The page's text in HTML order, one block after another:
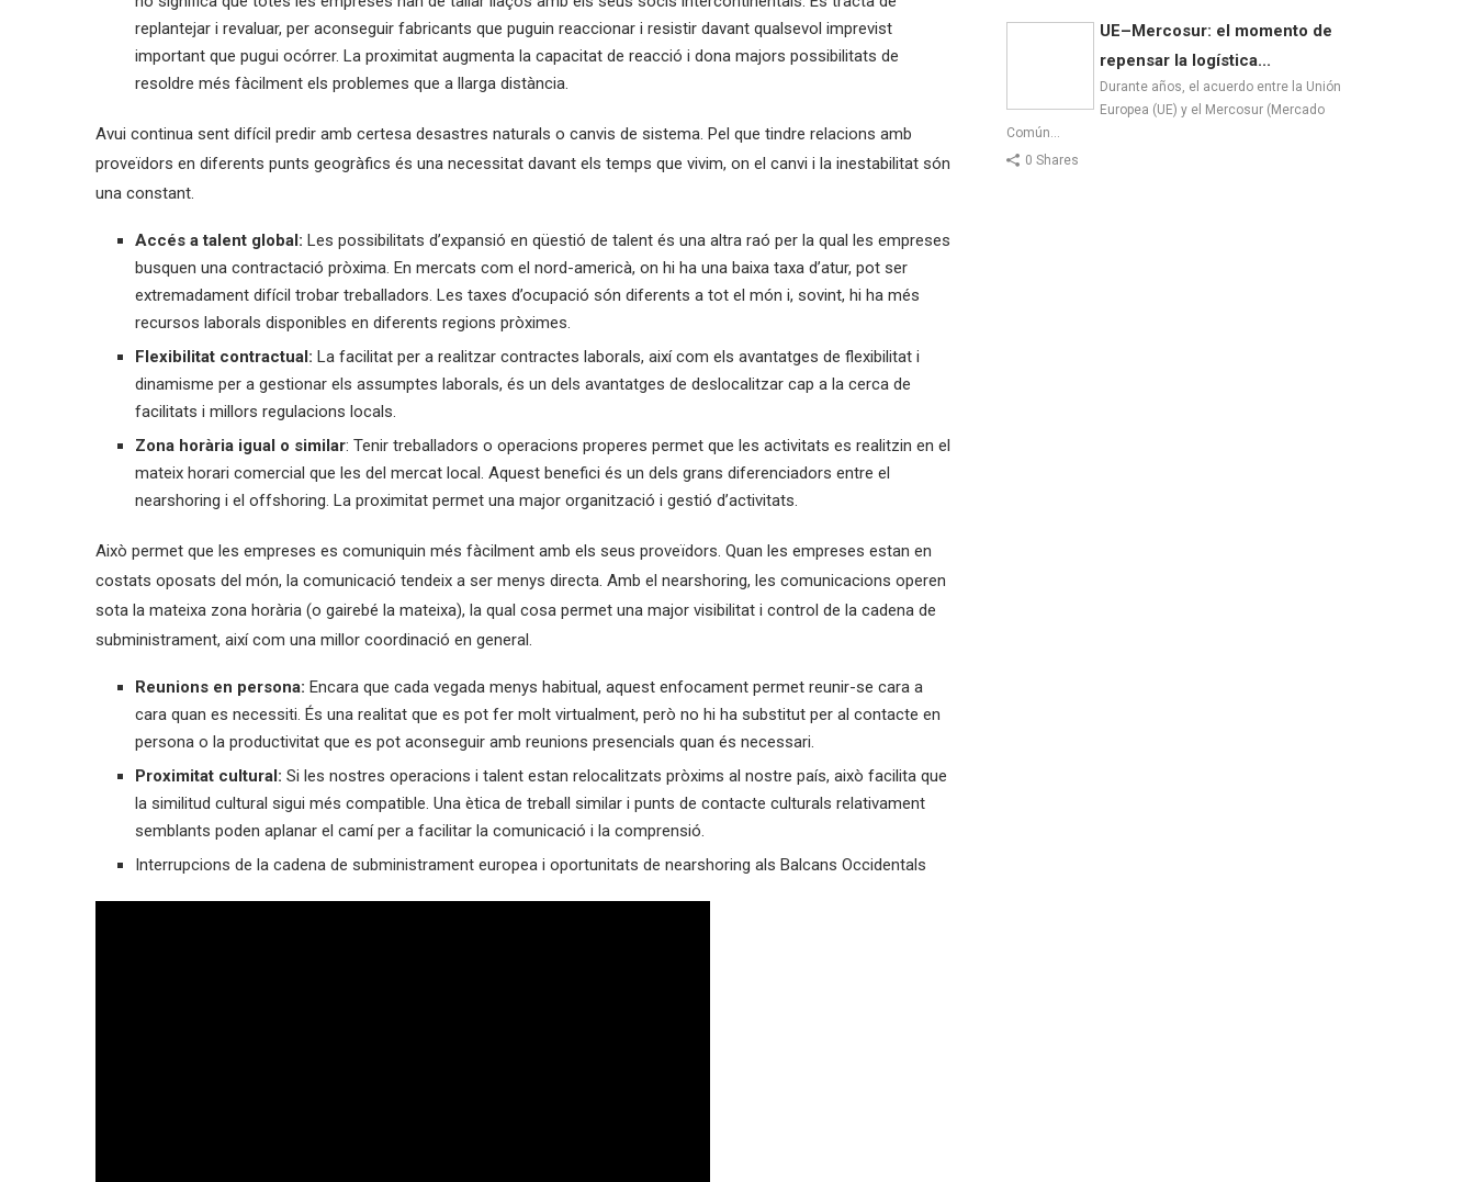
replantejar i revaluar, per aconseguir fabricants que puguin reaccionar i resistir davant qualsevol imprevist
important que pugui ocórrer. La proximitat augmenta la capacitat de reacció i dona majors possibilitats de
resoldre més fàcilment els problemes que a llarga distància.
Avui continua sent difícil predir amb certesa desastres naturals o canvis de sistema. Pel que tindre relacions amb
proveïdors en diferents punts geogràfics és una necessitat davant els temps que vivim, on el canvi i la inestabilitat són
una constant.
Accés a talent global: Les possibilitats d’expansió en qüestió de talent és una altra raó per la qual les empreses
busquen una contractació pròxima. En mercats com el nord-americà, on hi ha una baixa taxa d’atur, pot ser
extremadament difícil trobar treballadors. Les taxes d’ocupació són diferents a tot el món i, sovint, hi ha més
recursos laborals disponibles en diferents regions pròximes.
Flexibilitat contractual: La facilitat per a realitzar contractes laborals, així com els avantatges de flexibilitat i
dinamisme per a gestionar els assumptes laborals, és un dels avantatges de deslocalitzar cap a la cerca de
facilitats i millors regulacions locals.
Zona horària igual o similar: Tenir treballadors o operacions properes permet que les activitats es realitzin en el
mateix horari comercial que les del mercat local. Aquest benefici és un dels grans diferenciadors entre el
nearshoring i el offshoring. La proximitat permet una major organització i gestió d’activitats.
Això permet que les empreses es comuniquin més fàcilment amb els seus proveïdors. Quan les empreses estan en
costats oposats del món, la comunicació tendeix a ser menys directa. Amb el nearshoring, les comunicacions operen
sota la mateixa zona horària (o gairebé la mateixa), la qual cosa permet una major visibilitat i control de la cadena de
subministrament, així com una millor coordinació en general.
Reunions en persona: Encara que cada vegada menys habitual, aquest enfocament permet reunir-se cara a
cara quan es necessiti. És una realitat que es pot fer molt virtualment, però no hi ha substitut per al contacte en
persona o la productivitat que es pot aconseguir amb reunions presencials quan és necessari.
Proximitat cultural: Si les nostres operacions i talent estan relocalitzats pròxims al nostre país, això facilita que
la similitud cultural sigui més compatible. Una ètica de treball similar i punts de contacte culturals relativament
semblants poden aplanar el camí per a facilitar la comunicació i la comprensió.
Interrupcions de la cadena de subministrament europea i oportunitats de nearshoring als Balcans Occidentals
UE–Mercosur: el momento de
repensar la logística...
Durante años, el acuerdo entre la Unión
Europea (UE) y el Mercosur (Mercado
Común…
0 Shares